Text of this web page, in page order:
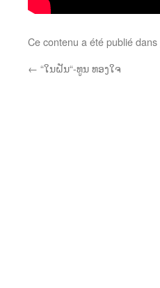
Ce contenu a été publié dans
← “ໃນຝັນ“-ທູນ ທອງໃຈ